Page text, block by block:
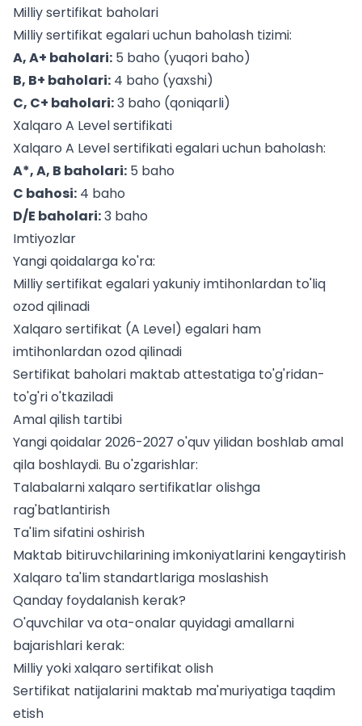
Milliy sertifikat baholari
Milliy sertifikat egalari uchun baholash tizimi:
A, A+ baholari: 5 baho (yuqori baho)
B, B+ baholari: 4 baho (yaxshi)
C, C+ baholari:3 baho (qoniqarli)
Xalqaro A Level sertifikati
Xalqaro A Level sertifikati egalari uchun baholash:
A*, A, B baholari: 5 baho
C bahosi: 4 baho
D/E baholari:3 baho
Imtiyozlar
Yangi qoidalarga ko'ra:
Milliy sertifikat egalari yakuniy imtihonlardan to'liq
ozod qilinadi
Xalqaro sertifikat (A Level) egalari ham
imtihonlardan ozod qilinadi
Sertifikat baholari maktab attestatiga to'g'ridan-
to'g'ri o'tkaziladi
Amal qilish tartibi
Yangi qoidalar 2026-2027 o'quv yilidan boshlab amal
qila boshlaydi. Bu o'zgarishlar:
Talabalarni xalqaro sertifikatlar olishga
rag'batlantirish
Ta'lim sifatini oshirish
Maktab bitiruvchilarining imkoniyatlarini kengaytirish
Xalqaro ta'lim standartlariga moslashish
Qanday foydalanish kerak?
O'quvchilar va ota-onalar quyidagi amallarni
bajarishlari kerak:
Milliy yoki xalqaro sertifikat olish
Sertifikat natijalarini maktab ma'muriyatiga taqdim
etish